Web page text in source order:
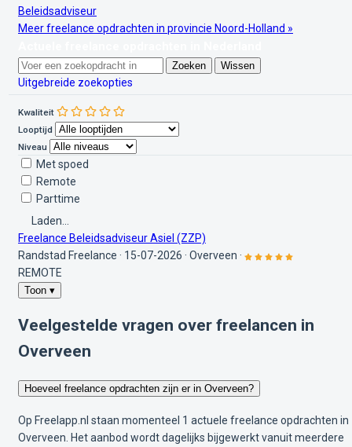
Beleidsadviseur
Meer freelance opdrachten in provincie Noord-Holland »
Zoeken Wissen
Uitgebreide zoekopties
Kwaliteit
Looptijd
Niveau
Met spoed
Remote
Parttime
Laden...
Freelance Beleidsadviseur Asiel (ZZP)
Randstad Freelance · 15-07-2026 · Overveen ·
REMOTE
Toon ▾
Veelgestelde vragen over freelancen in
Overveen
Hoeveel freelance opdrachten zijn er in Overveen?
Op Freelapp.nl staan momenteel 1 actuele freelance opdrachten in
Overveen. Het aanbod wordt dagelijks bijgewerkt vanuit meerdere